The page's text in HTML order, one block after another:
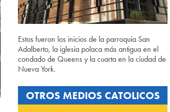
Estos fueron los inicios de la parroquia San
Adalberto, la iglesia polaca más antigua en el
condado de Queens y la cuarta en la ciudad de
Nueva York.
OTROS MEDIOS CATOLICOS